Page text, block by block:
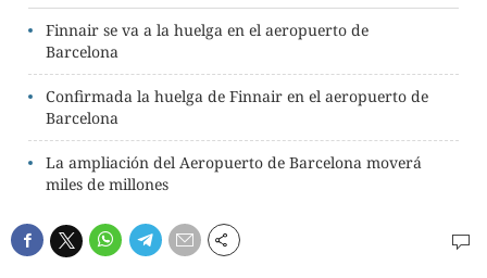
Finnair se va a la huelga en el aeropuerto de
Barcelona
Confirmada la huelga de Finnair en el aeropuerto de
Barcelona
La ampliación del Aeropuerto de Barcelona moverá
miles de millones